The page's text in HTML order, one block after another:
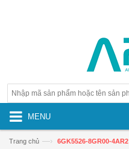
MENU
Trang chủ —› 6GK5526-8GR00-4AR2